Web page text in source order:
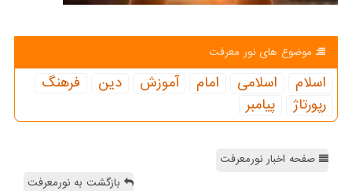
موضوع های نور معرفت
اسلام اسلامی امام آموزش دین
فرهنگ
رپورتاژ
پیامبر
صفحه اخبار نورمعرفت
بازگشت به نورمعرفت